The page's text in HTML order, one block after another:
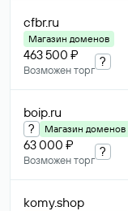
cfbr.ru
Магазин доменов
463 500 ₽
Возможен торг
?
boip.ru
? Магазин доменов
63 000 ₽
Возможен торг
?
komy.shop